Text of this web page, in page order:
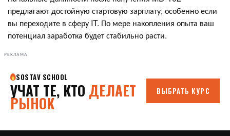
предлагают достойную стартовую зарплату, особенно если
вы переходите в сферу IT. По мере накопления опыта ваш
потенциал заработка будет стабильно расти.
РЕКЛАМА